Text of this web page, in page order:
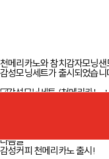
천메리카노와 참치감자모닝
감성모닝세트가 출시되었습니
☑️감성모닝세트 (천메리카노
다음글
감성커피 천메리카노 출시!